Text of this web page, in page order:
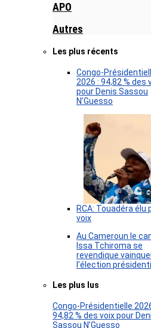
APO
Autres
Les plus récents
Congo-
2026 : 94,82 % des
pour Denis Sassou
N’Guesso
©
RCA: Touadéra
voix
Au Cameroun le
Issa Tchiroma se
revendique
l’élection
Les plus lus
Congo-Présidentielle
94,82 % des voix pour
Sassou N’Guesso